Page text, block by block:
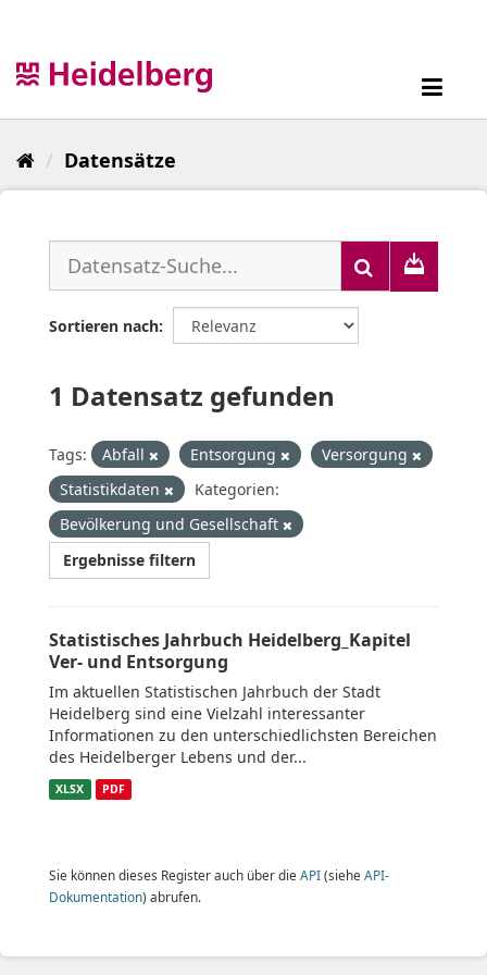
Datensätze
Sortieren nach
1 Datensatz gefunden
Tags: Abfall Entsorgung
Versorgung
Statistikdaten
Kategorien:
Bevölkerung und Gesellschaft
Ergebnisse filtern
Statistisches Jahrbuch Heidelberg_Kapitel
Ver- und Entsorgung
Im aktuellen Statistischen Jahrbuch der Stadt
Heidelberg sind eine Vielzahl interessanter
Informationen zu den unterschiedlichsten Bereichen
des Heidelberger Lebens und der...
XLSX PDF
Sie können dieses Register auch über die API(siehe API-
Dokumentation) abrufen.